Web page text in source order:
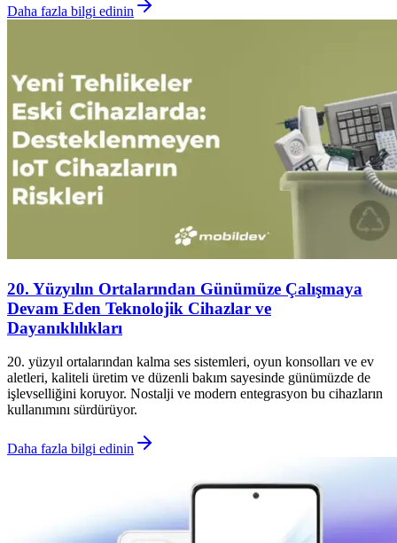
Daha fazla bilgi edinin
20. Yüzyılın Ortalarından Günümüze Çalışmaya
Devam Eden Teknolojik Cihazlar ve
Dayanıklılıkları
20. yüzyıl ortalarından kalma ses sistemleri, oyun konsolları ve ev
aletleri, kaliteli üretim ve düzenli bakım sayesinde günümüzde de
işlevselliğini koruyor. Nostalji ve modern entegrasyon bu cihazların
kullanımını sürdürüyor.
Daha fazla bilgi edinin